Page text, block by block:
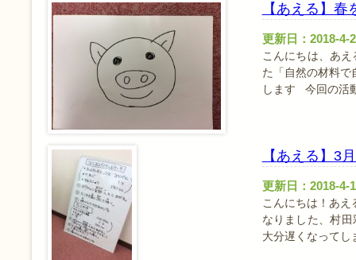
【あえる】春
更新日：2018-4-
こんにちは、あ
た「自然の材料
します 今回の活
【あえる】3
更新日：2018-4-
こんにちは！あ
なりました、村
大分遅くなって